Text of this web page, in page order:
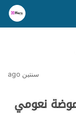
سنتين ago